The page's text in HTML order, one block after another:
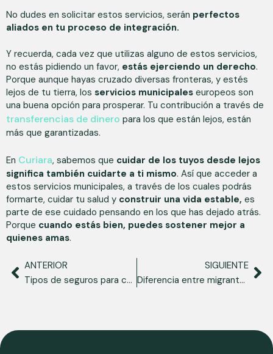
No dudes en solicitar estos servicios, serán perfectos
aliados en tu proceso de integración.
Y recuerda, cada vez que utilizas alguno de estos servicios,
no estás pidiendo un favor, estás ejerciendo un derecho.
Porque aunque hayas cruzado diversas fronteras, y estés
lejos de tu tierra, los servicios municipales europeos son
una buena opción para prosperar. Tu contribución a través de
transferencias de dinero para los que están lejos, están
más que garantizadas.
En Curiara, sabemos que cuidar de los tuyos desde lejos
significa también cuidarte a ti mismo. Así que acceder a
estos servicios municipales, a través de los cuales podrás
formarte, cuidar tu salud y construir una vida estable, es
parte de ese cuidado pensando en los que has dejado atrás.
Porque cuando estás bien, puedes sostener mejor a
quienes amas.
ANTERIOR
Tipos de seguros para cuidar tu salud, tu futuro y tu tranquilidad como migrante
SIGUIENTE
Diferencia entre migrante e inmigrante para cuidar el lenguaje y sostener identidades